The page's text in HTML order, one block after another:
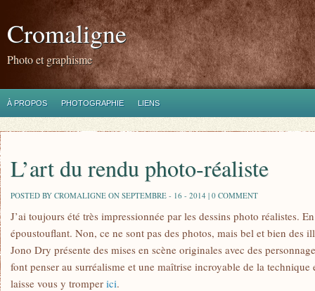
Cromaligne
Photo et graphisme
À PROPOS PHOTOGRAPHIE LIENS
L’art du rendu photo-réaliste
POSTED BY CROMALIGNE ON SEPTEMBRE - 16 - 2014 | 0 COMMENT
J’ai toujours été très impressionnée par les dessins photo réalistes.
époustouflant. Non, ce ne sont pas des photos, mais bel et bien des
Jono Dry présente des mises en scène originales avec des
font penser au surréalisme et une maîtrise incroyable de la technique
laisse vous y tromper ici.